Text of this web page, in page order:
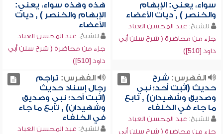
سواء، يعني: الإبهام
والخنصر ) , ديات الأعضاء
للشيخ: عبد المحسن العباد
جزء من محاضرة ( شرح سنن أبي
داود [510])
هذه وهذه سواء، يعني:
الإبهام والخنصر ) , ديات
الأعضاء
للشيخ: عبد المحسن العباد
جزء من محاضرة ( شرح سنن أبي
داود [510])
الفهرس: شرح
حديث (اثبت أحد؛ نبي
وصديق وشهيدان) , تابع
ما جاء في الخلفاء
للشيخ: عبد المحسن العباد
جزء من محاضرة ( شرح سنن أبي
الفهرس: تراجم
رجال إسناد حديث
(اثبت أحد؛ نبي وصديق
وشهيدان) , تابع ما جاء
في الخلفاء
للشيخ: عبد المحسن العباد